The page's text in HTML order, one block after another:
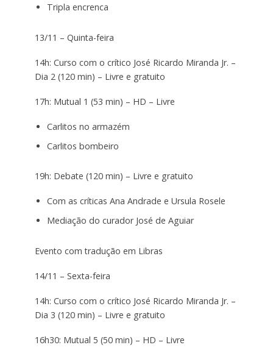
Tripla encrenca
13/11 – Quinta-feira
14h: Curso com o crítico José Ricardo Miranda Jr. –
Dia 2 (120 min) – Livre e gratuito
17h: Mutual 1 (53 min) – HD – Livre
Carlitos no armazém
Carlitos bombeiro
19h: Debate (120 min) – Livre e gratuito
Com as críticas Ana Andrade e Ursula Rosele
Mediação do curador José de Aguiar
Evento com tradução em Libras
14/11 – Sexta-feira
14h: Curso com o crítico José Ricardo Miranda Jr. –
Dia 3 (120 min) – Livre e gratuito
16h30: Mutual 5 (50 min) – HD – Livre